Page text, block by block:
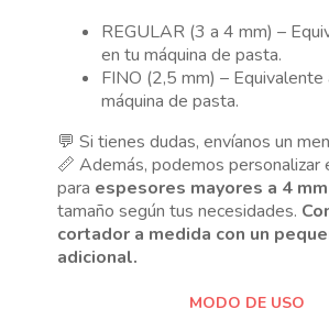
REGULAR (3 a 4 mm) –
en tu máquina de pasta.
FINO (2,5 mm) –
máquina de pasta.
💬 Si tienes dudas, envíanos un
📏 Además, podemos personalizar
para espesores mayores a 4 mm
tamaño según tus necesidades.
cortador a medida con un
adicional.
MODO DE USO